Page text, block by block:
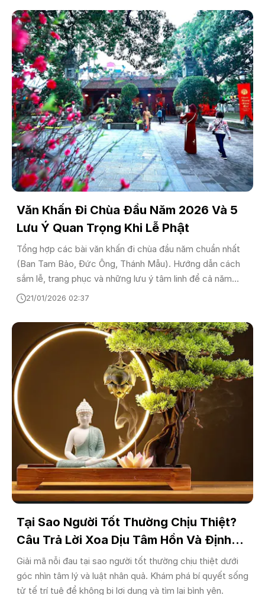
Văn Khấn Đi Chùa Đầu Năm 2026 Và 5
Lưu Ý Quan Trọng Khi Lễ Phật
Tổng hợp các bài văn khấn đi chùa đầu năm chuẩn nhất
(Ban Tam Bảo, Đức Ông, Thánh Mẫu). Hướng dẫn cách
sắm lễ, trang phục và những lưu ý tâm linh để cả năm
bình an, may mắn.
21/01/2026 02:37
Tại Sao Người Tốt Thường Chịu Thiệt?
Câu Trả Lời Xoa Dịu Tâm Hồn Và Định
Hướng Sống Hạnh Phúc
Giải mã nỗi đau tại sao người tốt thường chịu thiệt dưới
góc nhìn tâm lý và luật nhân quả. Khám phá bí quyết sống
tử tế trí tuệ để không bị lợi dụng và tìm lại bình yên.